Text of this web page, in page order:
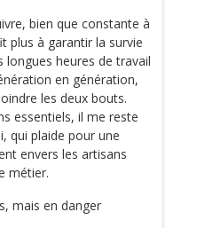
bien que constante à
plus à garantir la survie
longues heures de travail
en génération,
les deux bouts.
essentiels, il me reste
qui plaide pour une
envers les artisans
métier.
mais en danger